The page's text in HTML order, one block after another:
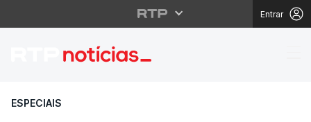
Entrar
A Agência das
ESPECIAIS